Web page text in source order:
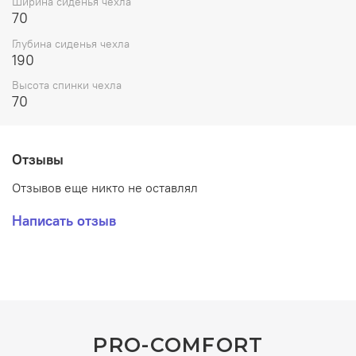
Подойдёт для складного стола с регулировкой высоты.
70
Глубина сиденья чехла
190
Высота спинки чехла
70
Отзывы
Отзывов еще никто не оставлял
Написать отзыв
PRO-COMFORT